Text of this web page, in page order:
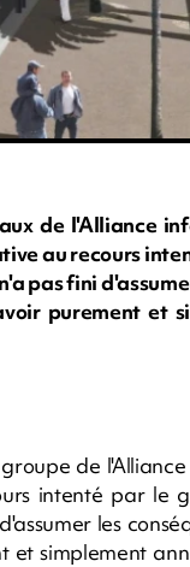
de l'Alliance
au recours
pas fini
purement et
de
intenté par le
les
et simplement